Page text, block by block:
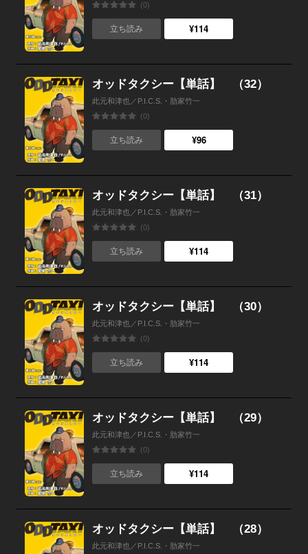
(0)
立ち読み ¥114
オッドタクシー【単話】 （32）
此元和津也／P.I.C.S.・肋家竹一
(0)
立ち読み ¥96
オッドタクシー【単話】 （31）
此元和津也／P.I.C.S.・肋家竹一
(0)
立ち読み ¥114
オッドタクシー【単話】 （30）
此元和津也／P.I.C.S.・肋家竹一
(0)
立ち読み ¥114
オッドタクシー【単話】 （29）
此元和津也／P.I.C.S.・肋家竹一
(0)
立ち読み ¥114
オッドタクシー【単話】 （28）
此元和津也／P.I.C.S.・肋家竹一